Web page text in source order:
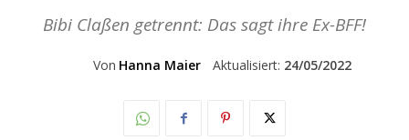
Bibi Claßen getrennt: Das sagt ihre Ex-BFF!
Von Hanna Maier Aktualisiert: 24/05/2022